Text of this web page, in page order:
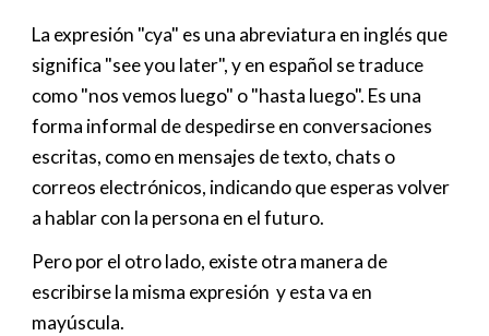
La expresión "cya" es una abreviatura en inglés que
significa "see you later", y en español se traduce
como "nos vemos luego" o "hasta luego". Es una
forma informal de despedirse en conversaciones
escritas, como en mensajes de texto, chats o
correos electrónicos, indicando que esperas volver
a hablar con la persona en el futuro.
Pero por el otro lado, existe otra manera de
escribirse la misma expresión y esta va en
mayúscula.